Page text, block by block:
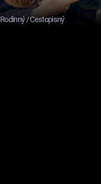
Rodinný / Cestopisný